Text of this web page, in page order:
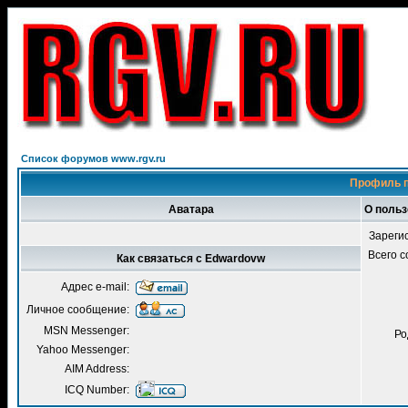
Список форумов www.rgv.ru
Профиль
Аватара О
Всего
Как связаться с Edwardovw
Адрес e-mail:
Личное сообщение:
MSN Messenger:
Yahoo Messenger:
AIM Address:
ICQ Number: